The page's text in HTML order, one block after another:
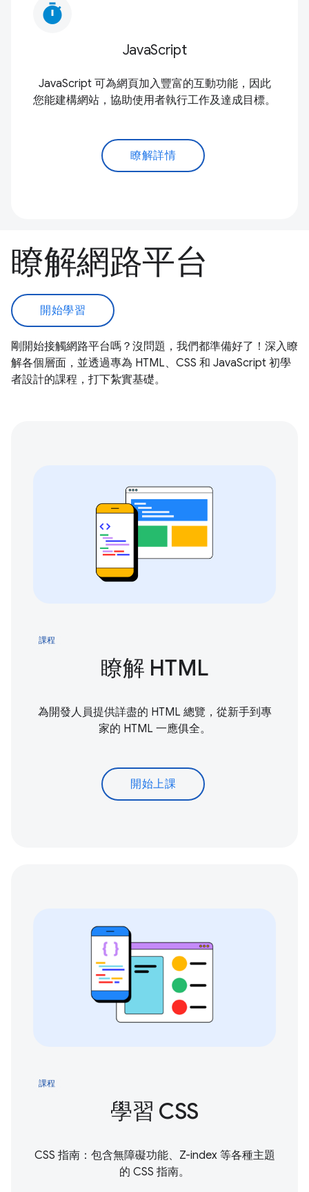
timer
JavaScript
JavaScript 可為網頁加入豐富的互動功能，因此
您能建構網站，協助使用者執行工作及達成目標。
瞭解詳情
瞭解網路平台
開始學習
剛開始接觸網路平台嗎？沒問題，我們都準備好了！深入瞭
解各個層面，並透過專為 HTML、CSS 和 JavaScript 初學
者設計的課程，打下紮實基礎。
課程
瞭解 HTML
為開發人員提供詳盡的 HTML 總覽，從新手到專
家的 HTML 一應俱全。
開始上課
課程
學習 CSS
CSS 指南：包含無障礙功能、Z-index 等各種主題
的 CSS 指南。